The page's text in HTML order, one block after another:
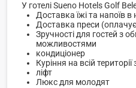
У готелі Sueno Hotels Golf
Доставка їжі та напоїв в
Доставка преси
Зручності для гостей з
можливостями
кондиціонер
Куріння на всій
ліфт
Люкс для молодят